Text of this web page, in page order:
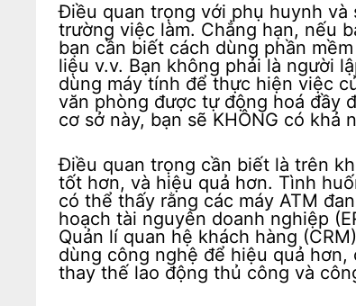
Điều quan trọng với phụ huynh
trường việc làm. Chẳng hạn, nếu
bạn cần biết cách dùng phần
liệu v.v. Bạn không phải là người
dùng máy tính để thực hiện việc
văn phòng được tự động hoá đầy
cơ sở này, bạn sẽ KHÔNG có khả
Điều quan trọng cần biết là trên
tốt hơn, và hiệu quả hơn. Tình
có thể thấy rằng các máy ATM
hoạch tài nguyên doanh nghiệp
Quản lí quan hệ khách hàng
dùng công nghệ để hiệu quả
thay thế lao động thủ công và